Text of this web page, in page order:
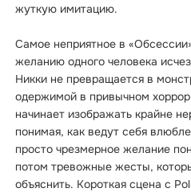
жуткую имитацию.
Самое неприятное в
желанию одного человека
Никки не превращается в
одержимой в привычном
начинает изображать крайне
понимая, как ведут себя
просто чрезмерное желание
потом тревожные жесты,
объяснить. Короткая сцена с